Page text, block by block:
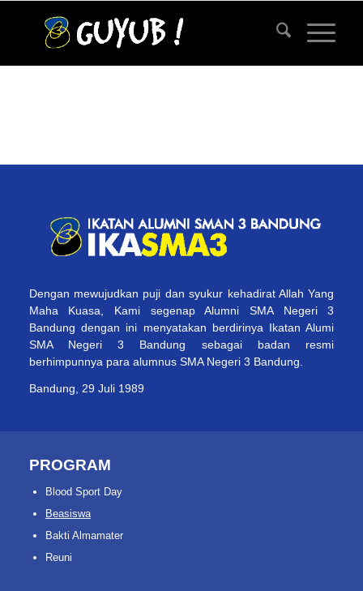
Dengan mewujudkan puji dan syukur kehadirat Allah Yang
Maha Kuasa, Kami segenap Alumni SMA Negeri 3
Bandung dengan ini menyatakan berdirinya Ikatan Alumi
SMA Negeri 3 Bandung sebagai badan resmi
berhimpunnya para alumnus SMA Negeri 3 Bandung.
Bandung, 29 Juli 1989
PROGRAM
Blood Sport Day
Beasiswa
Bakti Almamater
Reuni